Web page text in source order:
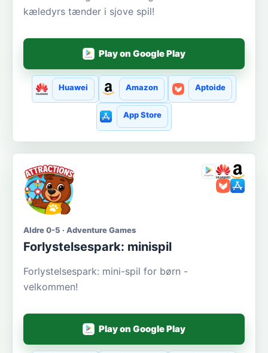
kæledyrs tænder i sjove spil!
Play on Google Play
Huawei Amazon Aptoide
App Store
Aldre 0-5 · Adventure Games
Forlystelsespark: minispil
Forlystelsespark: mini-spil for børn -
velkommen!
Play on Google Play